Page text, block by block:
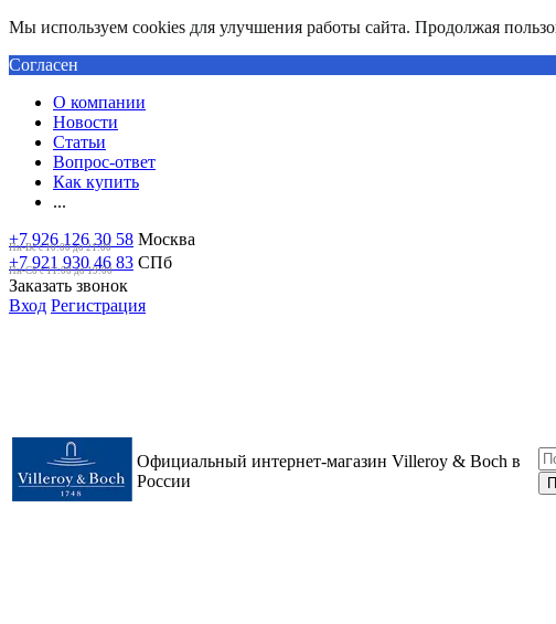
Мы используем cookies для улучшения работы сайта. Продолжая
Согласен
О компании
Новости
Статьи
Вопрос-ответ
Как купить
...
+7 926 126 30 58 Москва
Пн-Вс с 10:00 до 21:00
+7 921 930 46 83 СПб
Пн-Сб c 11:00 до 19:00
Заказать звонок
Вход Регистрация
Официальный интернет-магазин Villeroy & Boch в
России